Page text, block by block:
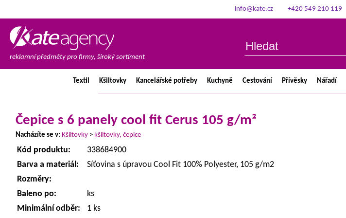
info@kate.cz +420 549 210 119
reklamní předměty pro firmy, široký sortiment
Textil Kšiltovky Kancelářské potřeby Kuchyně Cestování Přívěsky Nářadí
Čepice s 6 panely cool fit Cerus 105 g/m²
Nacházíte se v: Kšiltovky > kšiltovky, čepice
Kód produktu:
338684900
Barva a materiál:
Síťovina s úpravou Cool Fit 100% Polyester, 105 g/m2
Rozměry:
Baleno po:
ks
Minimální odběr:
1 ks